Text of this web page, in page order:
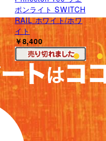
ポンライト SWITCH
RAIL ホワイト/ホワ
イト
￥8,400